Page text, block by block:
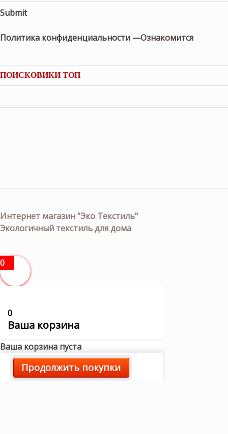
Submit
Политика конфиденциальности —Ознакомится
ПОИСКОВИКИ ТОП
Интернет магазин "Эко Текстиль"
Экологичный текстиль для дома
0
0
Ваша корзина
Ваша корзина пуста
Продолжить покупки